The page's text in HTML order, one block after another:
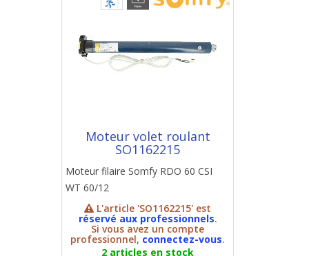
Moteur volet roulant
SO1162215
Moteur filaire Somfy RDO 60 CSI
WT 60/12
L'article 'SO1162215' est
réservé aux professionnels.
Si vous avez un compte
professionnel, connectez-vous.
2 articles en stock